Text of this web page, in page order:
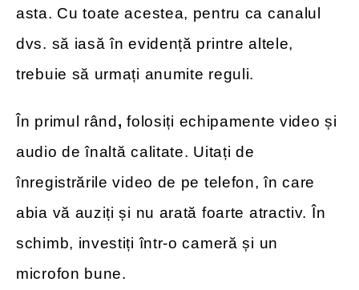
asta. Cu toate acestea, pentru ca canalul
dvs. să iasă în evidență printre altele,
trebuie să urmați anumite reguli.
În primul rând, folosiți echipamente video și
audio de înaltă calitate. Uitați de
înregistrările video de pe telefon, în care
abia vă auziți și nu arată foarte atractiv. În
schimb, investiți într-o cameră și un
microfon bune.